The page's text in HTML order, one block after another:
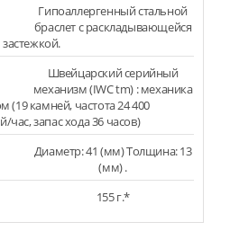
Гипоаллергенный стальной
браслет с раскладывающейся
застежкой.
Швейцарский серийный
механизм (IWC tm) : механика
(19 камней, частота 24 400
час, запас хода 36 часов)
Диаметр: 41 (мм) Толщина: 13
(мм) .
155 г.*